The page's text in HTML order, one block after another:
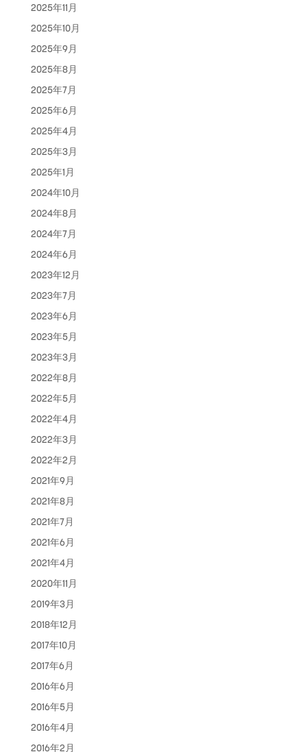
2025年11月
2025年10月
2025年9月
2025年8月
2025年7月
2025年6月
2025年4月
2025年3月
2025年1月
2024年10月
2024年8月
2024年7月
2024年6月
2023年12月
2023年7月
2023年6月
2023年5月
2023年3月
2022年8月
2022年5月
2022年4月
2022年3月
2022年2月
2021年9月
2021年8月
2021年7月
2021年6月
2021年4月
2020年11月
2019年3月
2018年12月
2017年10月
2017年6月
2016年6月
2016年5月
2016年4月
2016年2月